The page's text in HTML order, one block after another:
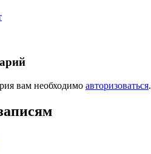
вам необходимо авторизоваться.